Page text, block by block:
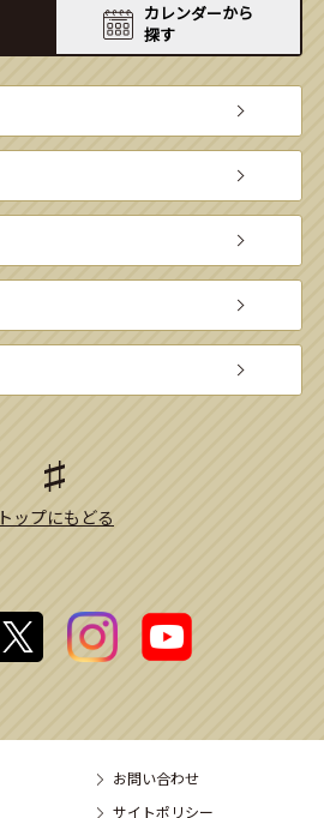
カレンダーから
探す
トップにもどる
お問い合わせ
サイトポリシー